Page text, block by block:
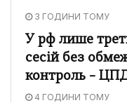
3 ГОДИНИ ТОМУ
У рф лише
сесій без
контроль –
4 ГОДИНИ ТОМУ